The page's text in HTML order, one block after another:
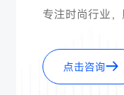
专注时尚行业
点击咨询